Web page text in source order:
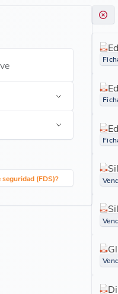
seguridad (FDS)?